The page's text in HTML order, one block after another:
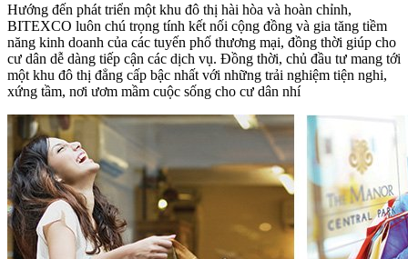
Hướng đến phát triển một khu đô thị hài hòa và hoàn chỉnh,
BITEXCO luôn chú trọng tính kết nối cộng đồng và gia tăng tiềm
năng kinh doanh của các tuyến phố thương mại, đồng thời giúp cho
cư dân dễ dàng tiếp cận các dịch vụ. Đồng thời, chủ đầu tư mang tới
một khu đô thị đẳng cấp bậc nhất với những trải nghiệm tiện nghi,
xứng tầm, nơi ươm mầm cuộc sống cho cư dân nhí